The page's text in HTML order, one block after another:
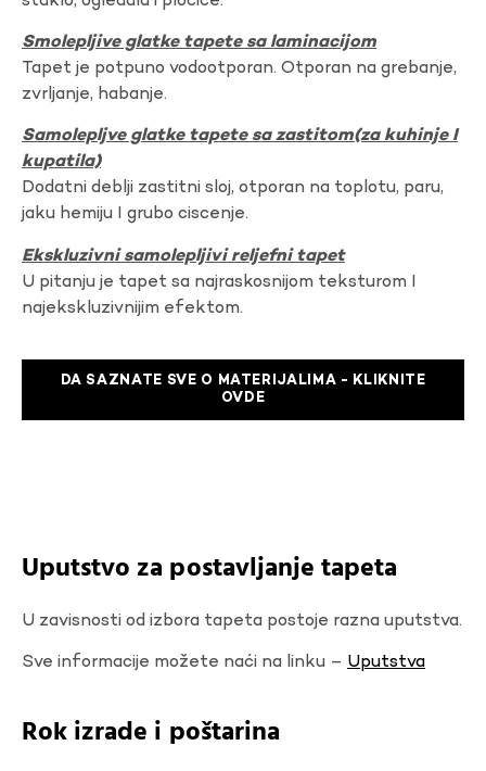
Smolepljive glatke tapete sa laminacijom
Tapet je potpuno vodootporan. Otporan na grebanje,
zvrljanje, habanje.
Samolepljve glatke tapete sa zastitom(za kuhinje I
kupatila)
Dodatni deblji zastitni sloj, otporan na toplotu, paru,
jaku hemiju I grubo ciscenje.
Ekskluzivni samolepljivi reljefni tapet
U pitanju je tapet sa najraskosnijom teksturom I
najekskluzivnijim efektom.
DA SAZNATE SVE O MATERIJALIMA - KLIKNITE
OVDE
Uputstvo za postavljanje tapeta
U zavisnosti od izbora tapeta postoje razna uputstva.
Sve informacije možete naći na linku – Uputstva
Rok izrade i poštarina